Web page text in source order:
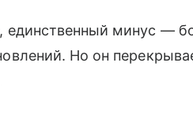
единственный минус —
Но он